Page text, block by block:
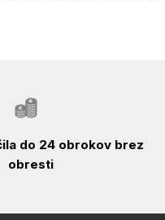
do 24 obrokov brez
obresti